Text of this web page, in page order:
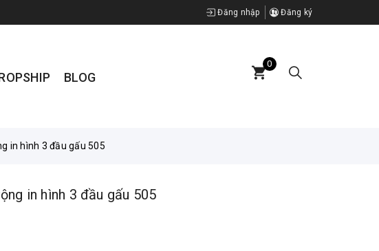
Đăng nhập Đăng ký
BLOG
0
in hình 3 đầu gấu 505
in hình 3 đầu gấu 505